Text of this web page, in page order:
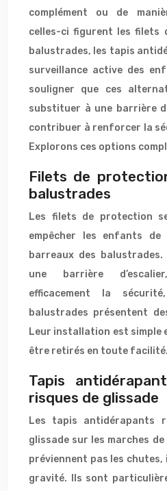
complément ou de
celles-ci figurent les filets
balustrades, les tapis
surveillance active des
souligner que ces
substituer à une barrière
contribuer à renforcer la
Explorons ces options
Filets de
balustrades
Les filets de protection
empêcher les enfants
barreaux des
une barrière
efficacement la
balustrades présentent
Leur installation est simple
être retirés en toute facilité.
Tapis
risques de glissade
Les tapis antidérapants
glissade sur les marches de
préviennent pas les
gravité. Ils sont